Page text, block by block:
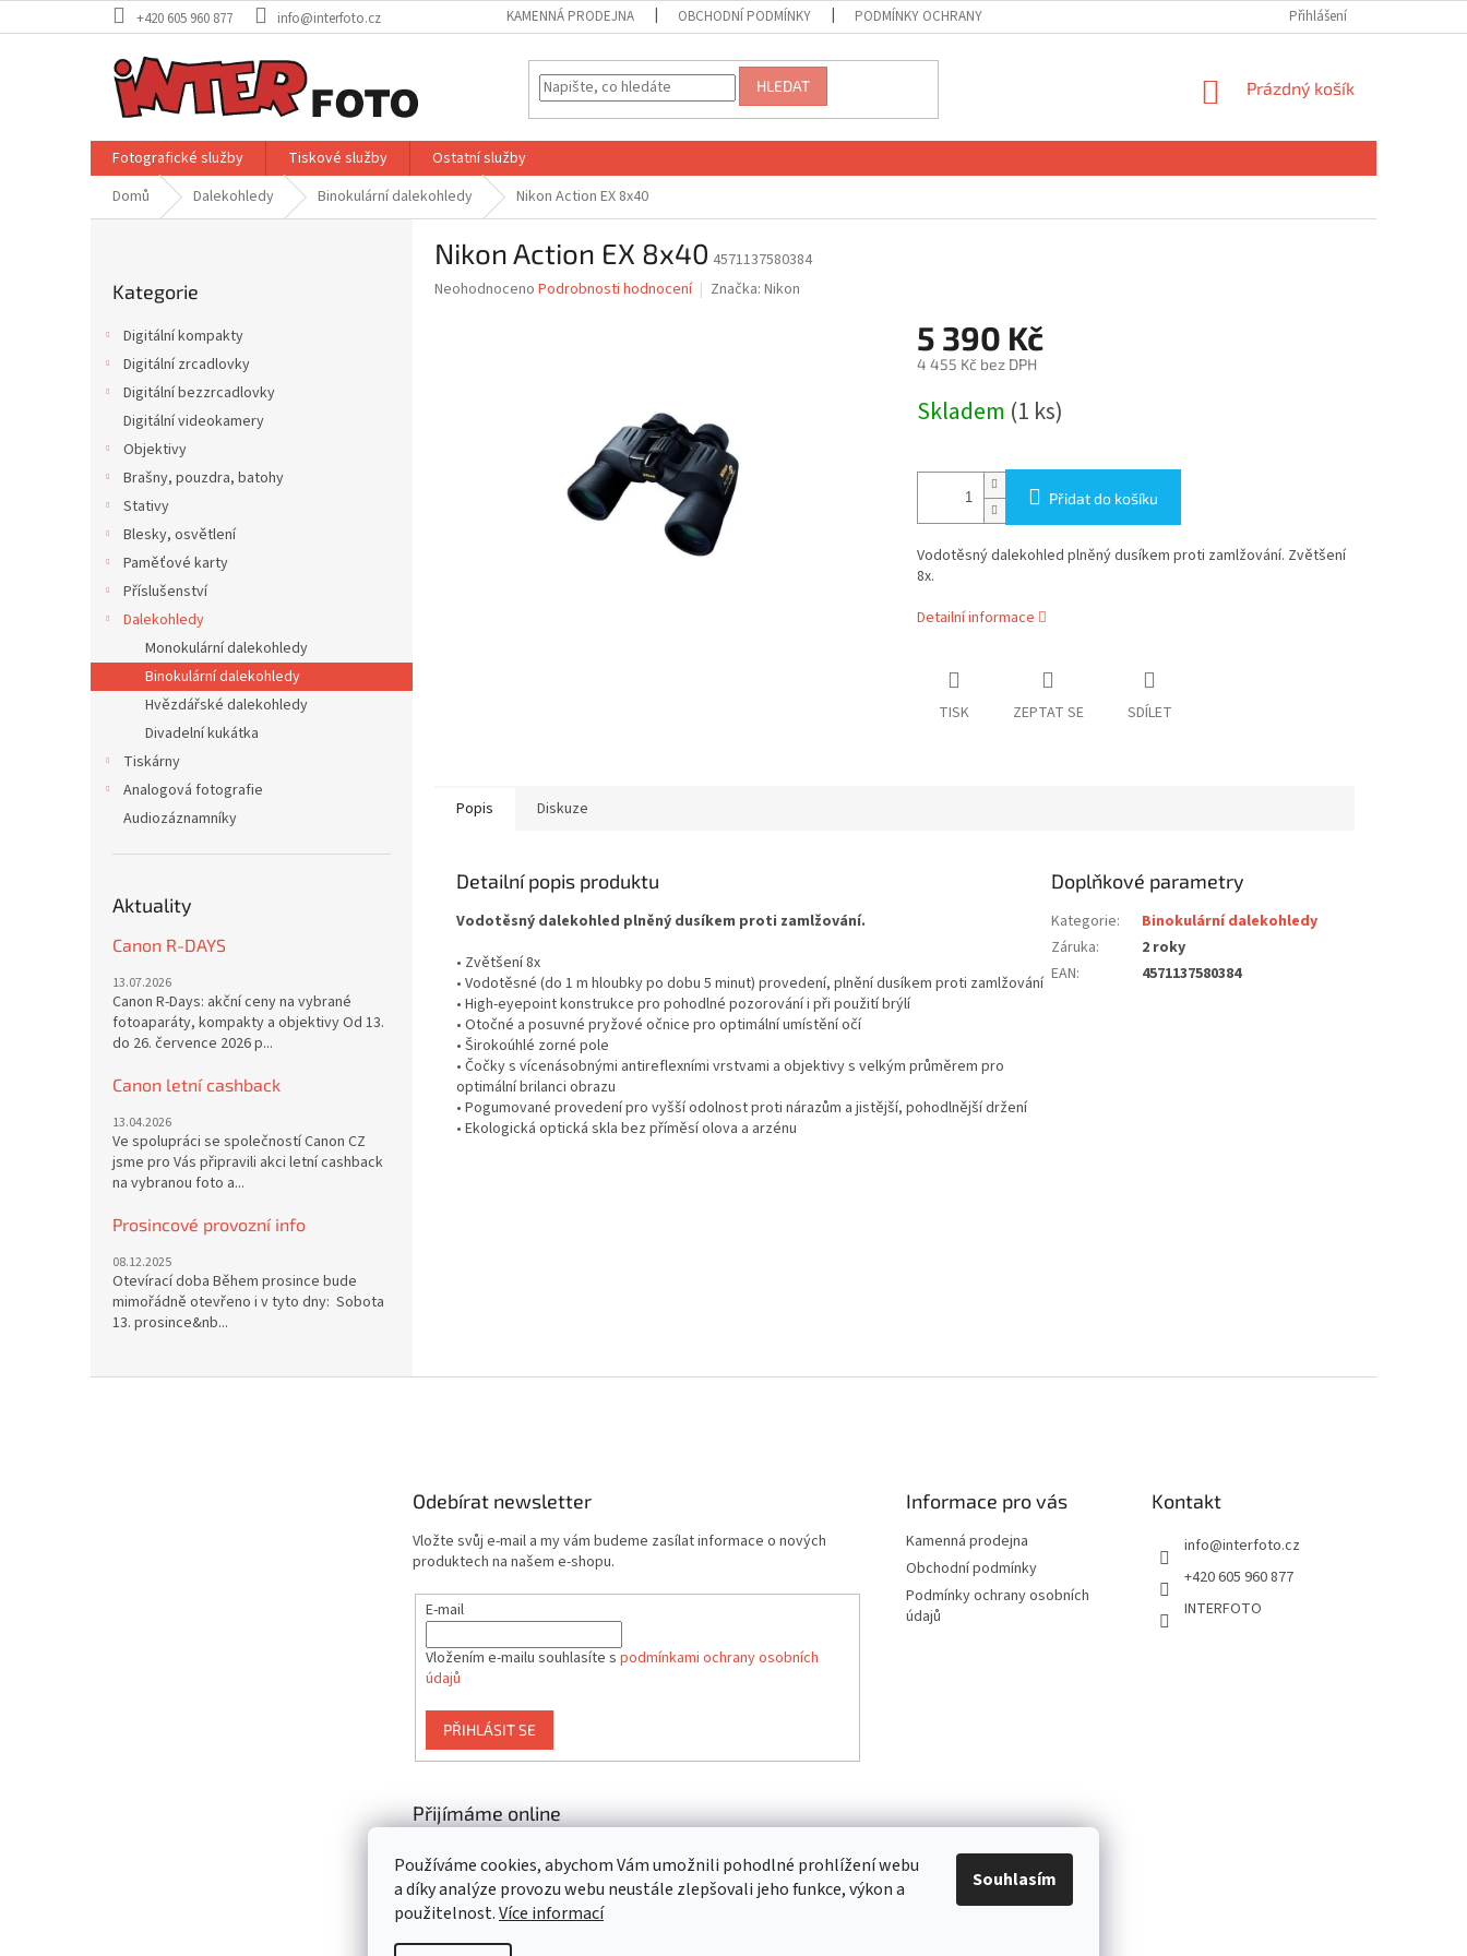
Používáme cookies, abychom Vám umožnili pohodlné prohlížení webu
a díky analýze provozu webu neustále zlepšovali jeho funkce, výkon a
použitelnost.Více informací
Souhlasím
na
+420 605 960 877 info@interfoto.cz KAMENNÁ PRODEJNA OBCHODNÍ PODMÍNKY PODMÍNKY OCHRANY OSOBNÍCH ÚDAJŮ Přihlášení
HLEDAT
NÁKUPNÍ
Prázdný košík
Fotografické služby Tiskové služby
Ostatní služby
Domů
Dalekohledy Binokulární dalekohledy Nikon Action EX 8x40
kategorie
Kategorie
Digitální kompakty
Digitální zrcadlovky
Digitální bezzrcadlovky
Digitální videokamery
Objektivy
Brašny, pouzdra, batohy
Stativy
Blesky, osvětlení
Paměťové karty
Příslušenství
Dalekohledy
Monokulární dalekohledy
Binokulární dalekohledy
Hvězdářské dalekohledy
Divadelní kukátka
Tiskárny
Analogová fotografie
Audiozáznamníky
Aktuality
Canon R-DAYS
13.07.2026
Canon R-Days: akční ceny na vybrané
fotoaparáty, kompakty a objektivy Od 13.
do 26. července 2026 p...
Canon letní cashback
13.04.2026
Ve spolupráci se společností Canon CZ
jsme pro Vás připravili akci letní cashback
na vybranou foto a...
Prosincové provozní info
08.12.2025
Otevírací doba Během prosince bude
mimořádně otevřeno i v tyto dny: Sobota
13. prosince&nb...
Nikon Action EX 8x40 4571137580384
Průměrné
Neohodnoceno Podrobnosti hodnocení Značka: Nikon
5 390 Kč
4 455 Kč bez DPH
cena:
Skladem (1 ks)
Přidat do košíku
Vodotěsný dalekohled plněný dusíkem proti zamlžování. Zvětšení
8x.
Detailní informace
TISK ZEPTAT SE SDÍLET
Popis Diskuze
Detailní popis produktu
Vodotěsný dalekohled plněný dusíkem proti zamlžování.
• Zvětšení 8x
• Vodotěsné (do 1 m hloubky po dobu 5 minut) provedení, plnění dusíkem proti zamlžování
• High-eyepoint konstrukce pro pohodlné pozorování i při použití brýlí
• Otočné a posuvné pryžové očnice pro optimální umístění očí
• Širokoúhlé zorné pole
• Čočky s vícenásobnými antireflexními vrstvami a objektivy s velkým průměrem pro
optimální brilanci obrazu
• Pogumované provedení pro vyšší odolnost proti nárazům a jistější, pohodlnější držení
• Ekologická optická skla bez příměsí olova a arzénu
Doplňkové parametry
Kategorie:
Binokulární dalekohledy
Záruka:
2 roky
EAN: 4571137580384
Odebírat newsletter
Vložte svůj e-mail a my vám budeme zasílat informace o nových
produktech na našem e-shopu.
E-mail
Vložením e-mailu souhlasíte s podmínkami ochrany osobních
údajů
PŘIHLÁSIT SE
Informace pro vás
Kamenná prodejna
Obchodní podmínky
Podmínky ochrany osobních
údajů
Kontakt
info@interfoto.cz
+420 605 960 877
INTERFOTO
Přijímáme online
platby